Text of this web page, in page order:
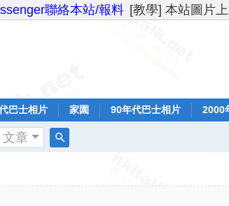
聯絡本站/報料 [教學] 本站圖片
巴士相片 家園 90年代巴士相片 2000
文章